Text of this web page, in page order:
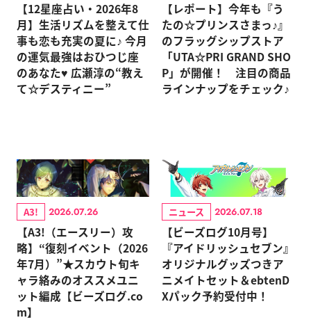
【12星座占い・2026年8
月】生活リズムを整えて仕
事も恋も充実の夏に♪ 今月
の運気最強はおひつじ座
のあなた♥ 広瀬淳の“教え
て☆デスティニー”
【レポート】今年も『う
たの☆プリンスさまっ♪』
のフラッグシップストア
「UTA☆PRI GRAND SHO
P」が開催！ 注目の商品
ラインナップをチェック♪
A3! 2026.07.26
【A3!（エースリー）攻
略】“復刻イベント（2026
年7月）”★スカウト旬キ
ャラ絡みのオススメユニ
ット編成【ビーズログ.co
m】
ニュース 2026.07.18
【ビーズログ10月号】
『アイドリッシュセブン』
オリジナルグッズつきア
ニメイトセット＆ebtenD
Xパック予約受付中！